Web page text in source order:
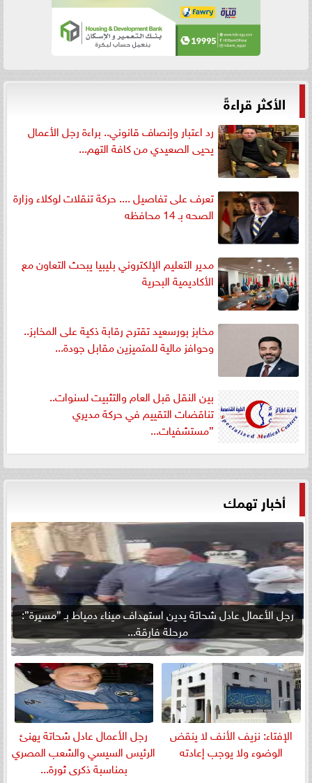
الأكثر قراءةً
رد اعتبار وإنصاف قانوني.. براءة رجل الأعمال
يحيى الصعيدي من كافة التهم...
تعرف على تفاصيل .... حركة تنقلات لوكلاء وزارة
الصحه بـ 14 محافظه
مدير التعليم الإلكتروني بليبيا يبحث التعاون مع
الأكاديمية البحرية
مخابز بورسعيد تقترح رقابة ذكية على المخابز..
وحوافز مالية للمتميزين مقابل جودة...
بين النقل قبل العام والتثبيت لسنوات..
تناقضات التقييم في حركة مديري
”مستشفيات...
أخبار تهمك
رجل الأعمال عادل شحاتة يدين استهداف ميناء دمياط بـ ”مسيرة”:
مرحلة فارقة...
الإفتاء: نزيف الأنف لا ينقض
الوضوء ولا يوجب إعادته
رجل الأعمال عادل شحاتة يهنئ
الرئيس السيسي والشعب المصري
بمناسبة ذكرى ثورة...